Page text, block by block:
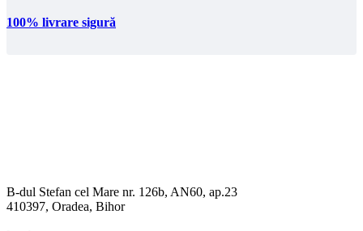
100% livrare sigură
B-dul Stefan cel Mare nr. 126b, AN60, ap.23
410397, Oradea, Bihor